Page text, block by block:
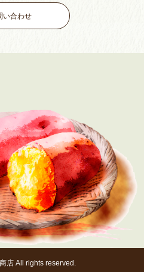
い合わせ
店 All rights reserved.